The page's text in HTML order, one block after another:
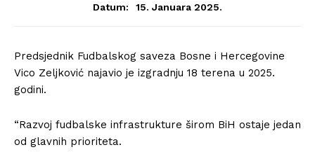
Datum: 15. Januara 2025.
Predsjednik Fudbalskog saveza Bosne i Hercegovine
Vico Zeljković najavio je izgradnju 18 terena u 2025.
godini.
“Razvoj fudbalske infrastrukture širom BiH ostaje jedan
od glavnih prioriteta.